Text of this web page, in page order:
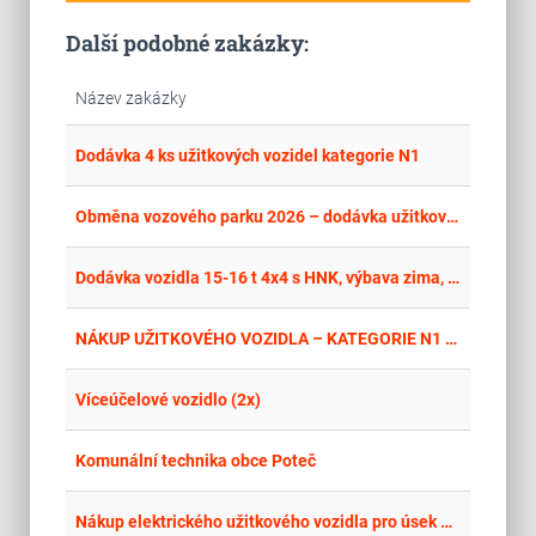
Další podobné zakázky:
Název zakázky
Dodávka 4 ks užitkových vozidel kategorie N1
Obměna vozového parku 2026 – dodávka užitkového vozidla
Dodávka vozidla 15-16 t 4x4 s HNK, výbava zima, adaptace plošiny
NÁKUP UŽITKOVÉHO VOZIDLA – KATEGORIE N1 – L4H3
Víceúčelové vozidlo (2x)
Komunální technika obce Poteč
Nákup elektrického užitkového vozidla pro úsek provozu a dopravy MKP